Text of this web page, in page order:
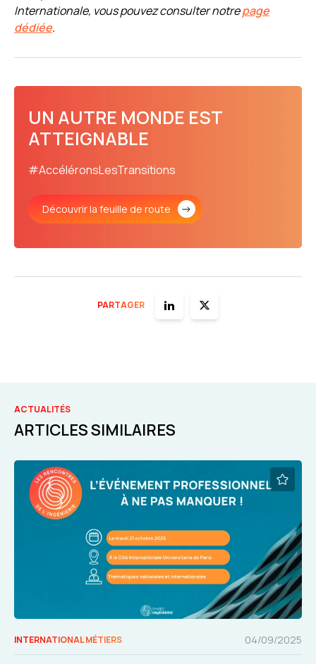
Internationale, vous pouvez consulter notrepage
dédiée.
UN AUTRE MONDE EST
ATTEIGNABLE
#AccéléronsLesTransitions
Découvrir la feuille de route
PARTAGER
ACTUALITÉS
ARTICLES SIMILAIRES
INTERNATIONAL MÉTIERS 04/09/2025